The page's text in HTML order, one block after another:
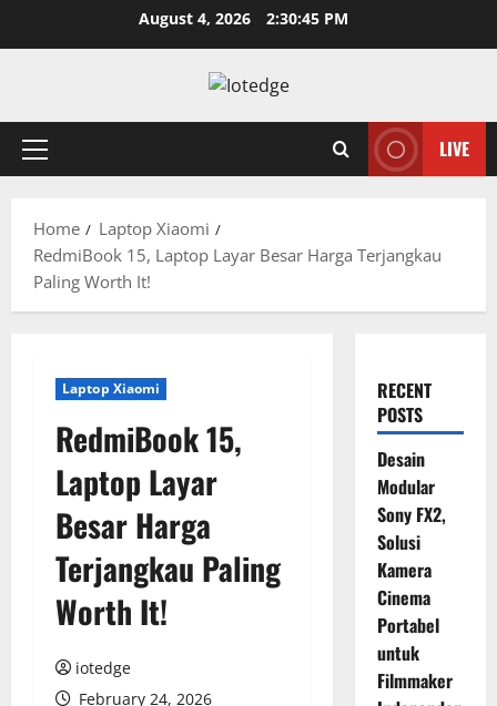
August 4, 2026 2:30:46 PM
Primary
LIVE
Home
Laptop Xiaomi
RedmiBook 15, Laptop Layar Besar Harga Terjangkau
Paling Worth It!
Laptop Xiaomi
RedmiBook 15,
Laptop Layar
Besar Harga
Terjangkau Paling
Worth It!
iotedge
February 24, 2026
RECENT
POSTS
Desain
Modular
Sony FX2,
Solusi
Kamera
Cinema
Portabel
untuk
Filmmaker